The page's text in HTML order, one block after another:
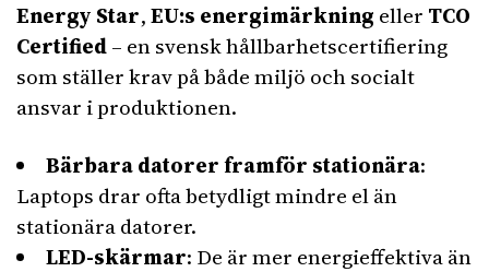
Energy Star,EU:s energimärkning eller TCO
Certified– en svensk hållbarhetscertifiering
som ställer krav på både miljö och socialt
ansvar i produktionen.
Bärbara datorer framför stationära:
Laptops drar ofta betydligt mindre el än
stationära datorer.
LED-skärmar: De är mer energieffektiva än